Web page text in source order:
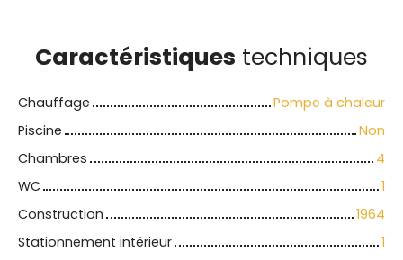
Caractéristiques techniques
Chauffage
Pompe à chaleur
Piscine
Non
Chambres
4
WC
1
Construction
1964
Stationnement intérieur
1